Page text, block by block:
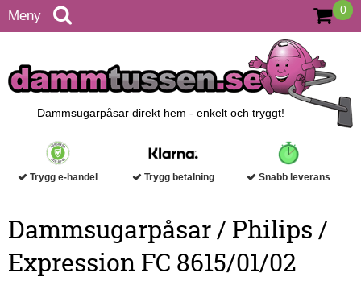
Meny 0
Dammsugarpåsar direkt hem - enkelt och tryggt!
Trygg e-handel Trygg betalning Snabb leverans
Dammsugarpåsar / Philips /
Expression FC 8615/01/02